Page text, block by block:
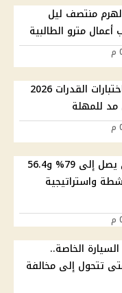
منتصف ليل
التعليم العالي: تسجيل اختبارات القدرات 2026
المركزي: الشمول المالي يصل إلى 79% و56.4
واستراتيجية
الخاصة..
تتحول إلى مخالفة